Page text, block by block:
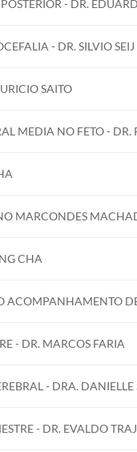
o maior
internacionais.
mundial.
de mil
internacionais.
- DR.
- DR. SILVIO
SAITO
MEDIA NO FETO - DR.
MARCONDES
CHA
- DR. MARCOS FARIA
- DRA. DANIELLE
- DR. EVALDO